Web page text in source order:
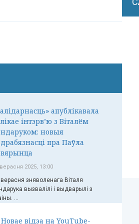
апублікавала
інтэрв’ю з Віталём
новыя
пра Паўла
2025, 13:00
зняволенага Віталя
вызвалілі і выдварылі з
...
Новае відэа на YouTube-